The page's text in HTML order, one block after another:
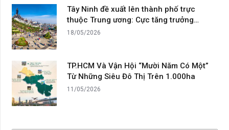
Tây Ninh đề xuất lên thành phố trực
thuộc Trung ương: Cực tăng trưởng…
18/05/2026
TP.HCM Và Vận Hội “Mười Năm Có Một”
Từ Những Siêu Đô Thị Trên 1.000ha
11/05/2026